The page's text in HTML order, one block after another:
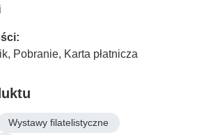
Pobranie, Karta płatnicza
Wystawy filatelistyczne